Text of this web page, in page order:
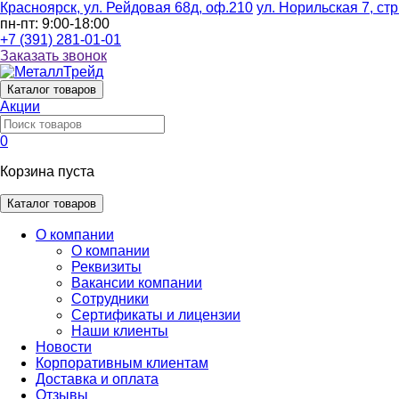
Красноярск, ул. Рейдовая 68д, оф.210 ул. Норильская 7,
пн-пт: 9:00-18:00
+7 (391) 281-01-01
Заказать звонок
Каталог товаров
Акции
0
Корзина пуста
Каталог товаров
О компании
О компании
Реквизиты
Вакансии компании
Сотрудники
Сертификаты и лицензии
Наши клиенты
Новости
Корпоративным клиентам
Доставка и оплата
Отзывы